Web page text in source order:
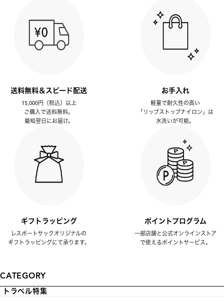
送料無料＆スピード配送
15,000円（税込）以上
ご購入で送料無料。
最短翌日にお届け。
お手入れ
軽量で耐久性の高い
「リップストップナイロン」は
水洗いが可能。
ギフトラッピング
レスポートサックオリジナルの
ギフトラッピングにて承ります。
ポイントプログラム
一部店舗と公式オンラインストア
で使えるポイントサービス。
CATEGORY
トラベル特集